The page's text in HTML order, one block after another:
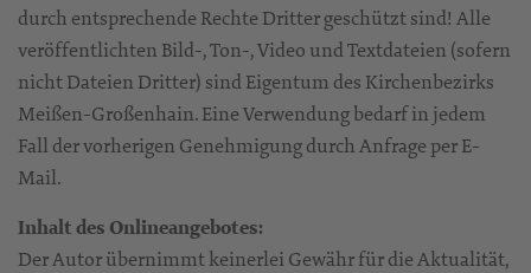
durch entsprechende Rechte Dritter geschützt sind! Alle
veröffentlichten Bild-, Ton-, Video und Textdateien (sofern
nicht Dateien Dritter) sind Eigentum des Kirchenbezirks
Meißen-Großenhain. Eine Verwendung bedarf in jedem
Fall der vorherigen Genehmigung durch Anfrage per E-
Mail.
Inhalt des Onlineangebotes:
Der Autor übernimmt keinerlei Gewähr für die Aktualität,